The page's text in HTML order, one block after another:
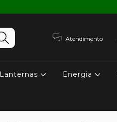
Atendimento
Lanternas Energia